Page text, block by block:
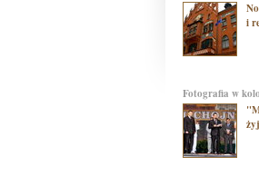
Nowe realia - inwestycje
i
Fotografia w
"Mała